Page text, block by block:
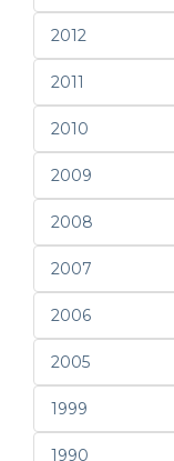
2012
2011
2010
2009
2008
2007
2006
2005
1999
1990